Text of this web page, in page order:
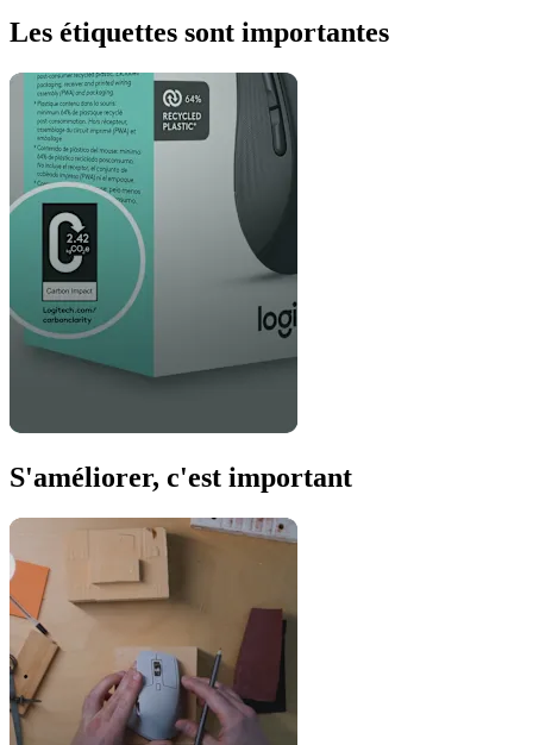
Les étiquettes sont importantes
S'améliorer, c'est important